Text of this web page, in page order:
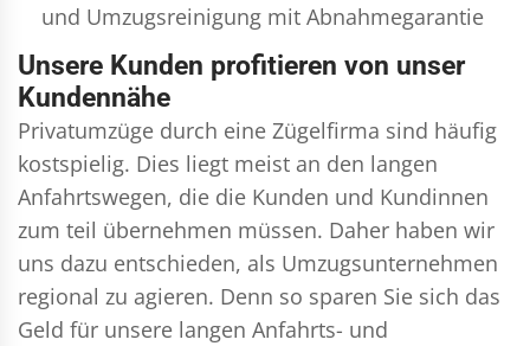
und Umzugsreinigung mit Abnahmegarantie
Unsere Kunden profitieren von unser
Kundennähe
Privatumzüge durch eine Zügelfirma sind häufig
kostspielig. Dies liegt meist an den langen
Anfahrtswegen, die die Kunden und Kundinnen
zum teil übernehmen müssen. Daher haben wir
uns dazu entschieden, als Umzugsunternehmen
regional zu agieren. Denn so sparen Sie sich das
Geld für unsere langen Anfahrts- und